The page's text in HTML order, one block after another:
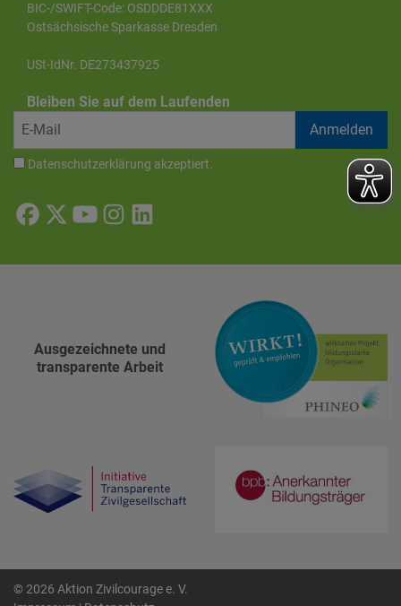
BIC-/SWIFT-Code: OSDDDE81XXX
Ostsächsische Sparkasse Dresden
USt-IdNr. DE273437925
Bleiben Sie auf dem Laufenden
Datenschutzerklärung akzeptiert.
Ausgezeichnete und
transparente Arbeit
© 2026 Aktion Zivilcourage e. V.